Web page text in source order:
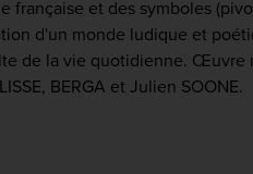
française et des symboles
d'un monde ludique et
de la vie quotidienne. Œuvre
BERGA et Julien SOONE.